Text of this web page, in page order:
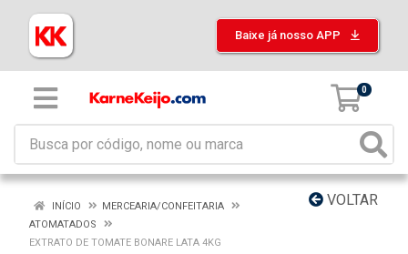
Baixe já nosso APP
0
VOLTAR
INÍCIO
MERCEARIA/CONFEITARIA
ATOMATADOS
EXTRATO DE TOMATE BONARE LATA 4KG